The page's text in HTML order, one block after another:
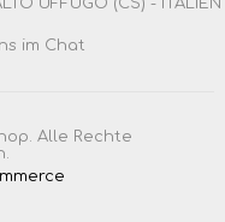
UFFUGO (CS) - ITALIEN
im Chat
Alle Rechte